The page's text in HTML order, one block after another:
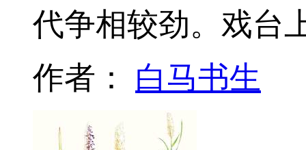
代争相较劲。戏台
作者： 白马书生